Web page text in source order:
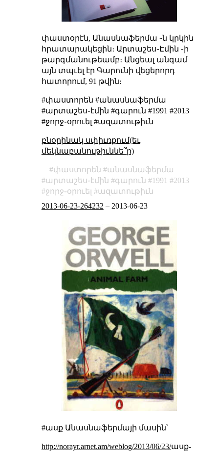
փաստօրէն, Անասնաֆերմա ֊ն կրկին
հրատարակեցին։ Արտաշես֊Էմին ֊ի
թարգմանութեամբ։ Անցեալ անգամ
այն տպւել էր Գարունի վեցերորդ
հատորում, 91 թվին։
#փաստորեն #անասնաֆերմա
#արտաշես֊էմին #գարուն #1991 #2013
#ջորջ֊օրուել #ազատութիւն
բնօրինակ սփիւռքում(եւ
մեկնաբանութիւննե՞ր)
փաստորեն
անասնաֆերմա
արտաշես֊էմին
գարուն 1991
2013
ջորջ֊օրուել
ազատութիւն
2013-06-23-264232 – 2013-06-23
#ասք Անասնաֆերմայի մասին՝
http://norayr.arnet.am/weblog/2013/06/23/ասք-